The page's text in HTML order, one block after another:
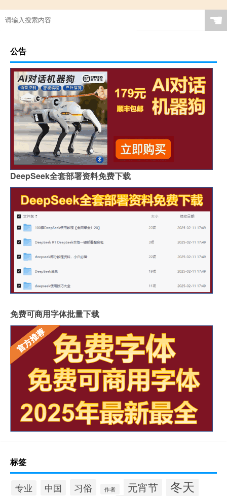
☚
公告
DeepSeek全套部署资料免费下载
免费可商用字体批量下载
标签
专业 中国 习俗 作者 元宵节 冬天